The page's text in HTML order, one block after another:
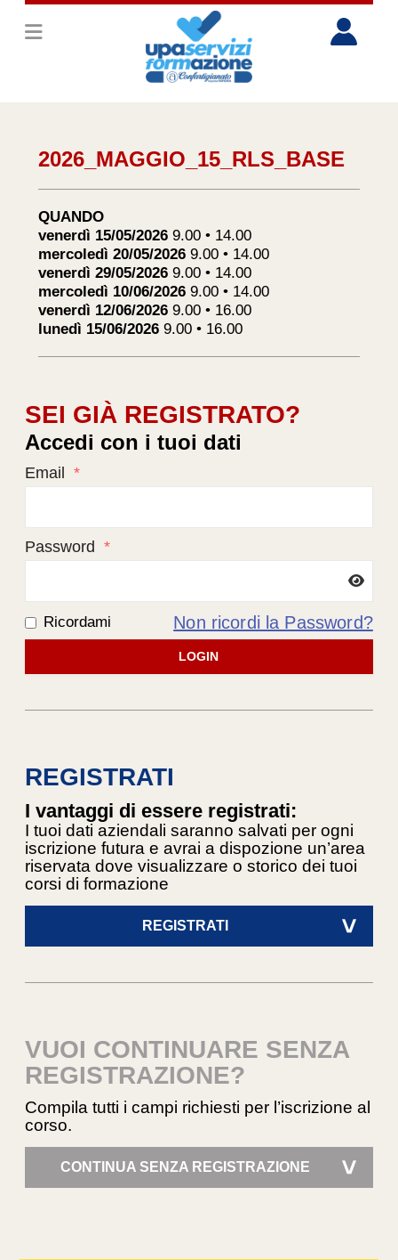
2026_MAGGIO_15_RLS_BASE
QUANDO
venerdì 15/05/2026 9.00 • 14.00
mercoledì 20/05/2026 9.00 • 14.00
venerdì 29/05/2026 9.00 • 14.00
mercoledì 10/06/2026 9.00 • 14.00
venerdì 12/06/2026 9.00 • 16.00
lunedì 15/06/2026 9.00 • 16.00
SEI GIÀ REGISTRATO?
Accedi con i tuoi dati
Email *
Password *
Ricordami Non ricordi la Password?
LOGIN
REGISTRATI
I vantaggi di essere registrati:
I tuoi dati aziendali saranno salvati per ogni
iscrizione futura e avrai a dispozione un’area
riservata dove visualizzare o storico dei tuoi
corsi di formazione
REGISTRATI >
VUOI CONTINUARE SENZA
REGISTRAZIONE?
Compila tutti i campi richiesti per l’iscrizione al
corso.
CONTINUA SENZA REGISTRAZIONE >